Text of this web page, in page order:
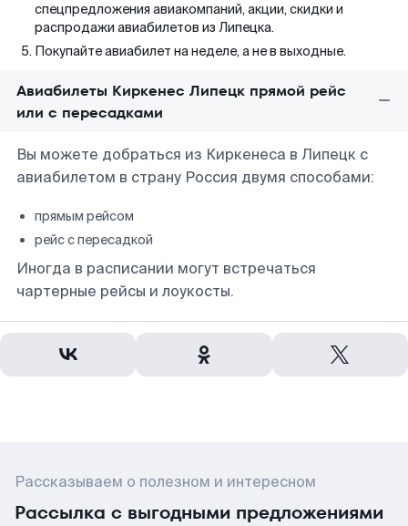
спецпредложения авиакомпаний, акции, скидки и
распродажи авиабилетов из Липецка.
Покупайте авиабилет на неделе, а не в выходные.
Авиабилеты Киркенес Липецк прямой рейс
или с пересадками
Вы можете добраться из Киркенеса в Липецк с
авиабилетом в страну Россия двумя способами:
прямым рейсом
рейс с пересадкой
Иногда в расписании могут встречаться
чартерные рейсы и лоукосты.
Рассказываем о полезном и интересном
Рассылка с выгодными предложениями